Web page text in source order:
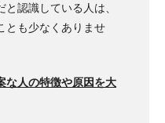
認識している人は、
とも少なくありませ
な人の特徴や原因を大